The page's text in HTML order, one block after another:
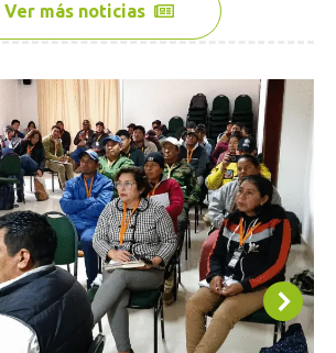
Ver más noticias